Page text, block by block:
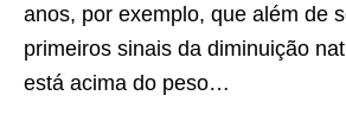
anos, por exemplo, que além de
primeiros sinais da diminuição
está acima do peso…